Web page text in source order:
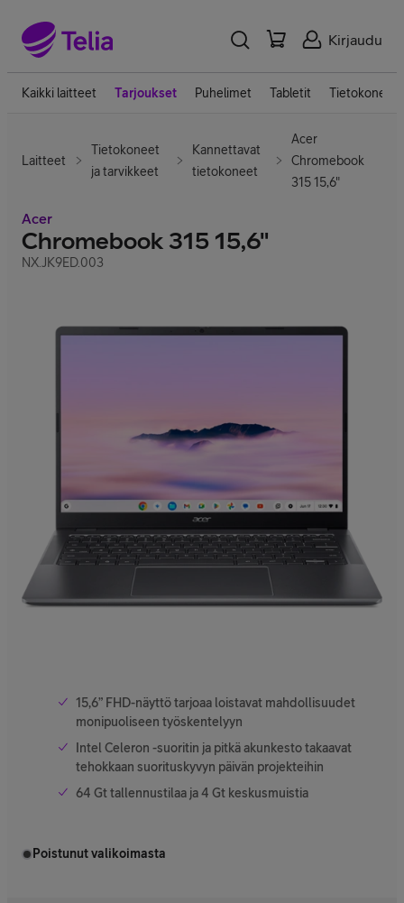
Kirjaudu
Kaikki laitteet Tarjoukset Puhelimet Tabletit Tietokoneet
Laitteet
Tietokoneet
ja tarvikkeet
Kannettavat
tietokoneet
Acer
Chromebook
315 15,6"
Acer
Chromebook 315 15,6"
NX.JK9ED.003
15,6” FHD-näyttö tarjoaa loistavat mahdollisuudet
monipuoliseen työskentelyyn
Intel Celeron -suoritin ja pitkä akunkesto takaavat
tehokkaan suorituskyvyn päivän projekteihin
64 Gt tallennustilaa ja 4 Gt keskusmuistia
Poistunut valikoimasta